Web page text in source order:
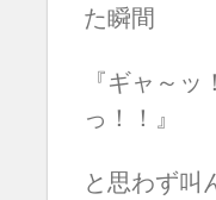
た瞬間
『ギャ～
っ！！』
と思わず叫